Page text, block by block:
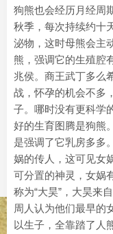
狗熊也会经历月经周
秋季，每次持续约十
泌物，这时母熊会主
熊，强调它的生殖腔
兆侯。商王武丁多么
战，怀孕的机会不多
子。哪时没有更科学
好的生育图腾是狗熊
是强调了它乳房多多
娲的传人，这可见女
可分置的神灵，女娲
称为“大昊”，大昊来
周人认为他们最早的
以生子，全靠踏了人